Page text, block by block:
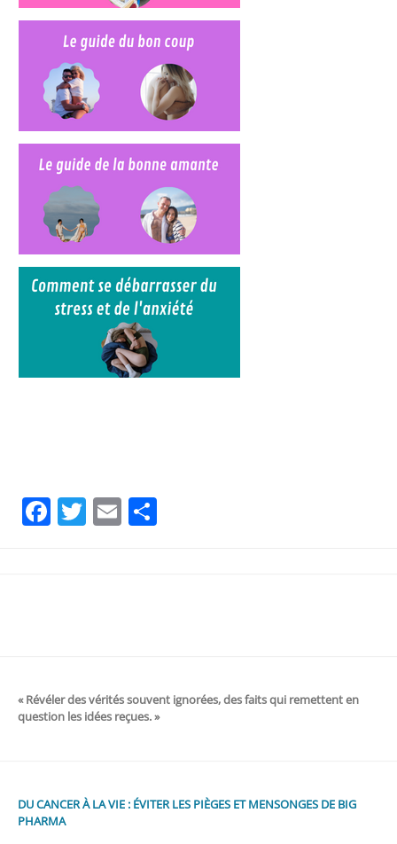
Facebook
Twitter
Email
« Révéler des vérités souvent ignorées, des faits qui remettent en
question les idées reçues. »
DU CANCER À LA VIE : ÉVITER LES PIÈGES ET MENSONGES DE BIG
PHARMA